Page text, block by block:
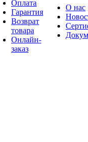
Оплата
Гарантия
Возврат
товара
Онлайн-
заказ
О нас